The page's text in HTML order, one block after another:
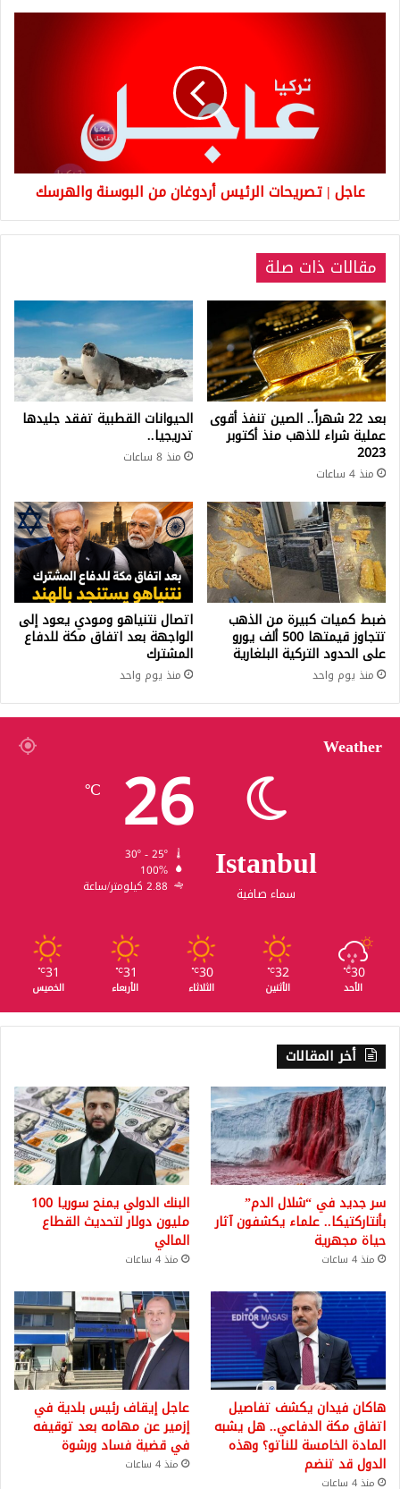
عاجل | تصريحات الرئيس أردوغان من البوسنة والهرسك
مقالات ذات صلة
بعد 22 شهراً.. الصين تنفذ أقوى
عملية شراء للذهب منذ أكتوبر
2023
منذ 4 ساعات
الحيوانات القطبية تفقد جليدها
تدريجيا..
منذ 8 ساعات
ضبط كميات كبيرة من الذهب
تتجاوز قيمتها 500 ألف يورو
على الحدود التركية البلغارية
منذ يوم واحد
اتصال نتنياهو ومودي يعود إلى
الواجهة بعد اتفاق مكة للدفاع
المشترك
منذ يوم واحد
Weather
Istanbul
سماء صافية
26
℃
100%
2.88 كيلومتر/ساعة
30
℃
الأحد
32
℃
الأثنين
30
℃
الثلاثاء
31
℃
الأربعاء
31
℃
الخميس
أخر المقالات
سر جديد في “شلال الدم”
بأنتاركتيكا.. علماء يكشفون آثار
حياة مجهرية
منذ 4 ساعات
البنك الدولي يمنح سوريا 100
مليون دولار لتحديث القطاع
المالي
منذ 4 ساعات
هاكان فيدان يكشف تفاصيل
اتفاق مكة الدفاعي.. هل يشبه
المادة الخامسة للناتو؟ وهذه
الدول قد تنضم
منذ 4 ساعات
عاجل إيقاف رئيس بلدية في
إزمير عن مهامه بعد توقيفه
في قضية فساد ورشوة
منذ 4 ساعات